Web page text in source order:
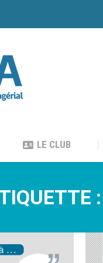
LE CLUB
: